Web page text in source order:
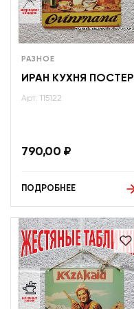
РАЗНОЕ
ИРАН КУХНЯ ПОСТЕР
Арт: 115122
790,00 ₽
ПОДРОБНЕЕ